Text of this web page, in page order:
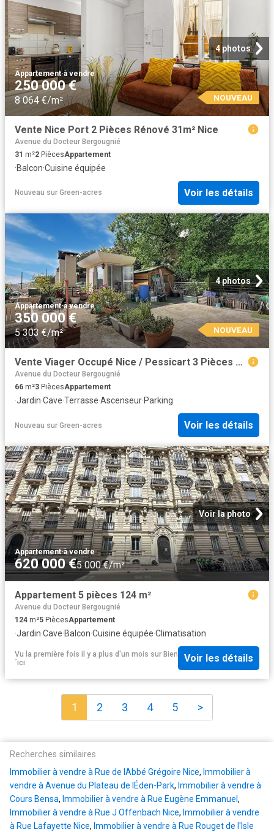
4 photos
Appartement·à vendre
250 000 €
8 064 €/m² NOUVEAU
Vente Nice Port 2 Pièces Rénové 31m² Nice
Avenue du Docteur Bergougnié
31 m²2 PiècesAppartement
·Balcon·Cuisine équipée
Nouveau sur Green-acres Voir les détails
4 photos
Appartement·à vendre
350 000 €
5 303 €/m² NOUVEAU
Vente Viager Occupé Nice / Pessicart 3 Pièces Terrasses. 66m² Nice
Avenue du Docteur Bergougnié
66 m²3 PiècesAppartement
·Jardin·Cave·Terrasse·Ascenseur·Parking
Nouveau sur Green-acres Voir les détails
Voir la photo
Appartement·à vendre
620 000 €5 000 €/m²
Appartement 5 pièces 124 m²
Avenue du Docteur Bergougnié
124 m²5 PiècesAppartement
·Jardin·Cave·Balcon·Cuisine équipée·Climatisation
Vu la première fois il y a plus d'un mois sur Bien
´ici
Voir les détails
1 2 3 4 5 >
Recherches similaires
Immobilier à vendre à Rue de lAbbé Grégoire Nice, Immobilier à
vendre à Avenue du Plateau de lÉden-Park, Immobilier à vendre à
Cours Bensa, Immobilier à vendre à Rue Eugène Emmanuel ,
Immobilier à vendre à Rue J Offenbach Nice, Immobilier à vendre
à Rue Lafayette Nice, Immobilier à vendre à Rue Rouget de l'Isle